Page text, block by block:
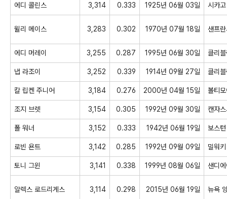
에디 콜린스 3,314 0.333 1925년 06월 03일 시카고
윌리 메이스 3,283 0.302 1970년 07월 18일 샌프
에디 머레이 3,255 0.287 1995년 06월 30일 클리
냅 라조이 3,252 0.339 1914년 09월 27일 클리
칼 립켄 주니어 3,184 0.276 2000년 04월 15일 볼티
조지 브렛 3,154 0.305 1992년 09월 30일 캔자
폴 워너 3,152 0.333 1942년 06월 19일 보스턴
로빈 욘트 3,142 0.285 1992년 09월 09일 밀워키
토니 그윈 3,141 0.338 1999년 08월 06일 샌디
알렉스 로드리게스 3,114 0.298 2015년 06월 19일 뉴욕